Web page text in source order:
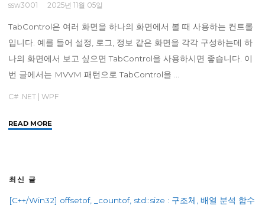
사
용
기"
ssw3001 2025년 11월 05일
TabControl은 여러 화면을 하나의 화면에서 볼 때 사용하는 컨트롤
입니다. 예를 들어 설정, 로그, 정보 같은 화면을 각각 구성하는데 하
나의 화면에서 보고 싶으면 TabControl을 사용하시면 좋습니다. 이
번 글에서는 MVVM 패턴으로 TabControl을 …
C# .NET WPF
READ MORE
최신 글
[C++/Win32] offsetof, _countof, std::size : 구조체, 배열 분석 함수